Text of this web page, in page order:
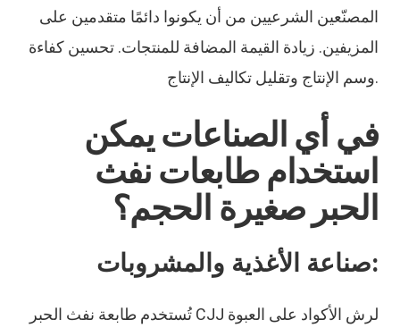
المصنّعين الشرعيين من أن يكونوا دائمًا متقدمين على
المزيفين. زيادة القيمة المضافة للمنتجات. تحسين كفاءة
وسم الإنتاج وتقليل تكاليف الإنتاج.
في أي الصناعات يمكن
استخدام طابعات نفث
الحبر صغيرة الحجم؟
صناعة الأغذية والمشروبات:
تُستخدم طابعة نفث الحبر CJJ لرش الأكواد على العبوة